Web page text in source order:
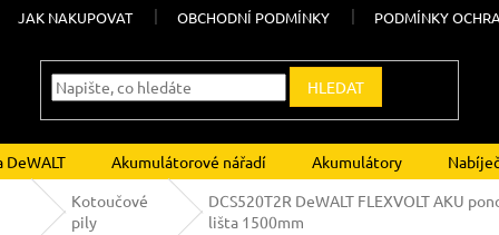
JAK NAKUPOVAT OBCHODNÍ PODMÍNKY PODMÍNKY
HLEDAT
DeWALT Akumulátorové nářadí Akumulátory
Kotoučové
pily
DCS520T2R DeWALT FLEXVOLT AKU
lišta 1500mm